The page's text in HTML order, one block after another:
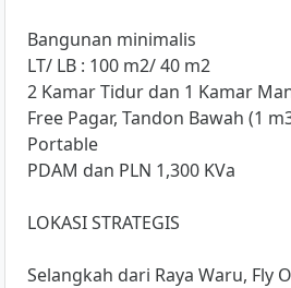
Bangunan minimalis
LT/ LB : 100 m2/ 40 m2
2 Kamar Tidur dan 1 Kamar
Free Pagar, Tandon Bawah (1
Portable
PDAM dan PLN 1,300 KVa
LOKASI STRATEGIS
Selangkah dari Raya Waru, Fly